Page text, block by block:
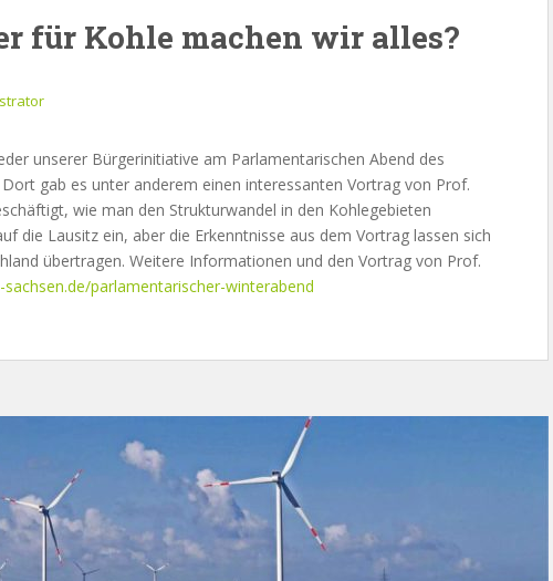
für Kohle machen wir alles?
unserer Bürgerinitiative am Parlamentarischen Abend des
gab es unter anderem einen interessanten Vortrag von Prof.
wie man den Strukturwandel in den Kohlegebieten
die Lausitz ein, aber die Erkenntnisse aus dem Vortrag lassen sich
übertragen. Weitere Informationen und den Vortrag von Prof.
parlamentarischer-winterabend